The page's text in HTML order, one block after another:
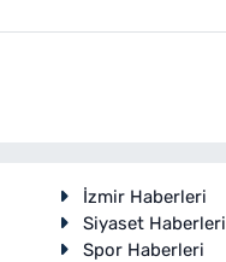
İzmir Haberleri
Siyaset Haberleri
Spor Haberleri